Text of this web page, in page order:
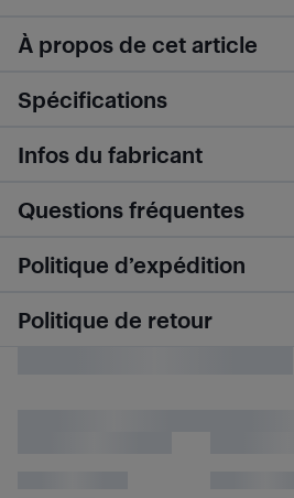
À propos de cet article
Spécifications
Infos du fabricant
Questions fréquentes
Politique d’expédition
Politique de retour